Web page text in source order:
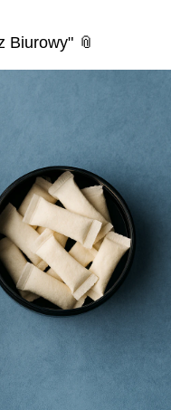
Biurowy" 📎